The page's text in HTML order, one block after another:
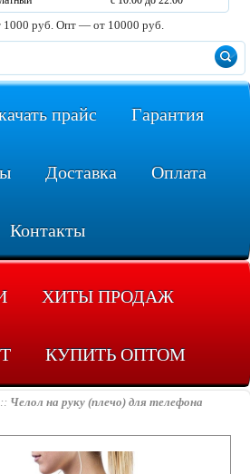
руб.Опт — от 10000 руб.
прайс Гарантия
Доставка Оплата
Контакты
ХИТЫ ПРОДАЖ
КУПИТЬ ОПТОМ
Челол на руку (плечо) для телефона